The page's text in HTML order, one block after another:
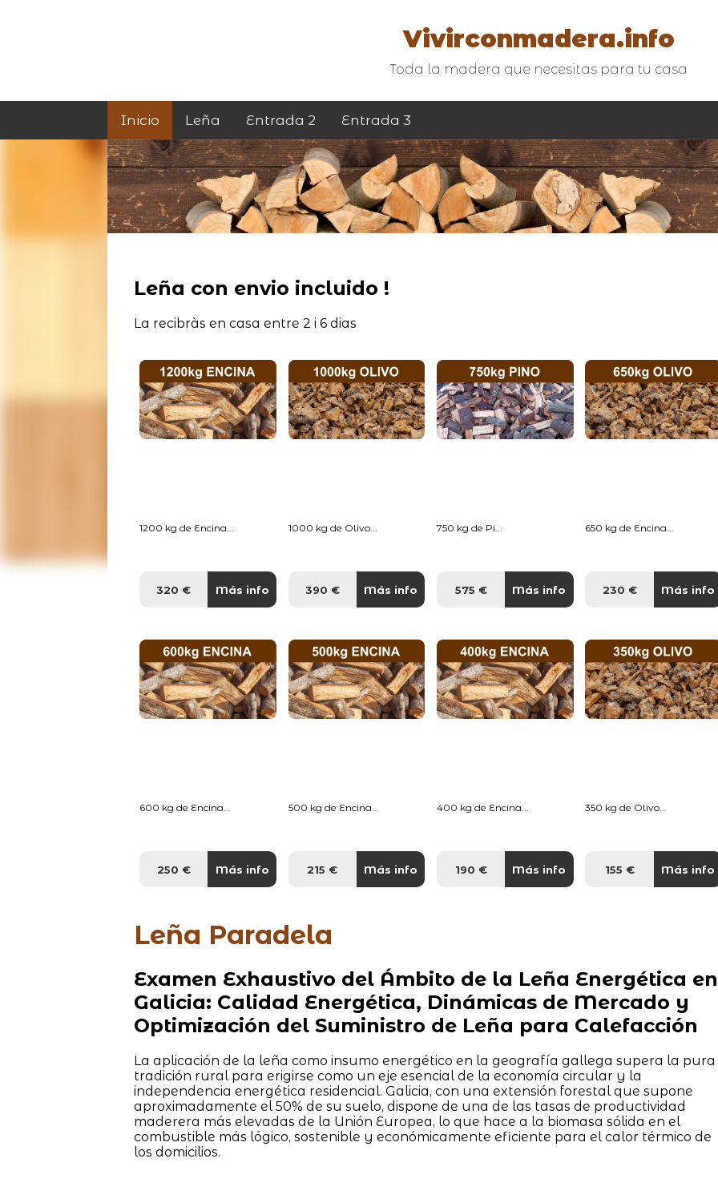
Vivirconmadera.info
Toda la madera que necesitas para tu casa
Inicio Leña Entrada 2 Entrada 3
Leña con envio incluido !
La recibràs en casa entre 2 i 6 dias
1200 kg de Encina...
320 € Más info
1000 kg de Olivo...
390 € Más info
750 kg de Pi...
575 € Más info
650 kg de Encina...
230 € Más info
600 kg de Encina...
250 € Más info
500 kg de Encina...
215 € Más info
400 kg de Encina...
190 € Más info
350 kg de Olivo...
155 € Más info
Leña Paradela
Examen Exhaustivo del Ámbito de la Leña Energética en
Galicia: Calidad Energética, Dinámicas de Mercado y
Optimización del Suministro de Leña para Calefacción
La aplicación de la leña como insumo energético en la geografía gallega supera la pura
tradición rural para erigirse como un eje esencial de la economía circular y la
independencia energética residencial. Galicia, con una extensión forestal que supone
aproximadamente el 50% de su suelo, dispone de una de las tasas de productividad
maderera más elevadas de la Unión Europea, lo que hace a la biomasa sólida en el
combustible más lógico, sostenible y económicamente eficiente para el calor térmico de
los domicilios.